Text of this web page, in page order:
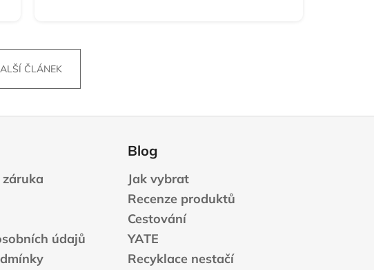
ČLÁNEK
údajů
Blog
Jak vybrat
Recenze produktů
Cestování
YATE
Recyklace nestačí